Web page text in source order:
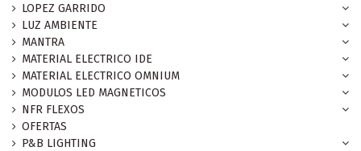
LOPEZ GARRIDO
LUZ AMBIENTE
MANTRA
MATERIAL ELECTRICO IDE
MATERIAL ELECTRICO OMNIUM
MODULOS LED MAGNETICOS
NFR FLEXOS
OFERTAS
P&B LIGHTING